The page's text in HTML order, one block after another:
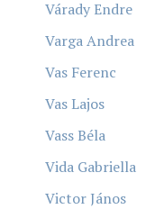
Várady Endre
Varga Andrea
Vas Ferenc
Vas Lajos
Vass Béla
Vida Gabriella
Victor János